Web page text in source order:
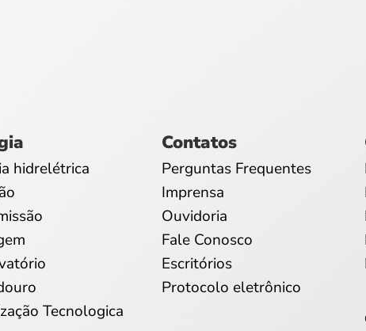
hidrelétrica
Tecnologica
Contatos
Perguntas Frequentes
Imprensa
Ouvidoria
Fale Conosco
Escritórios
Protocolo eletrônico